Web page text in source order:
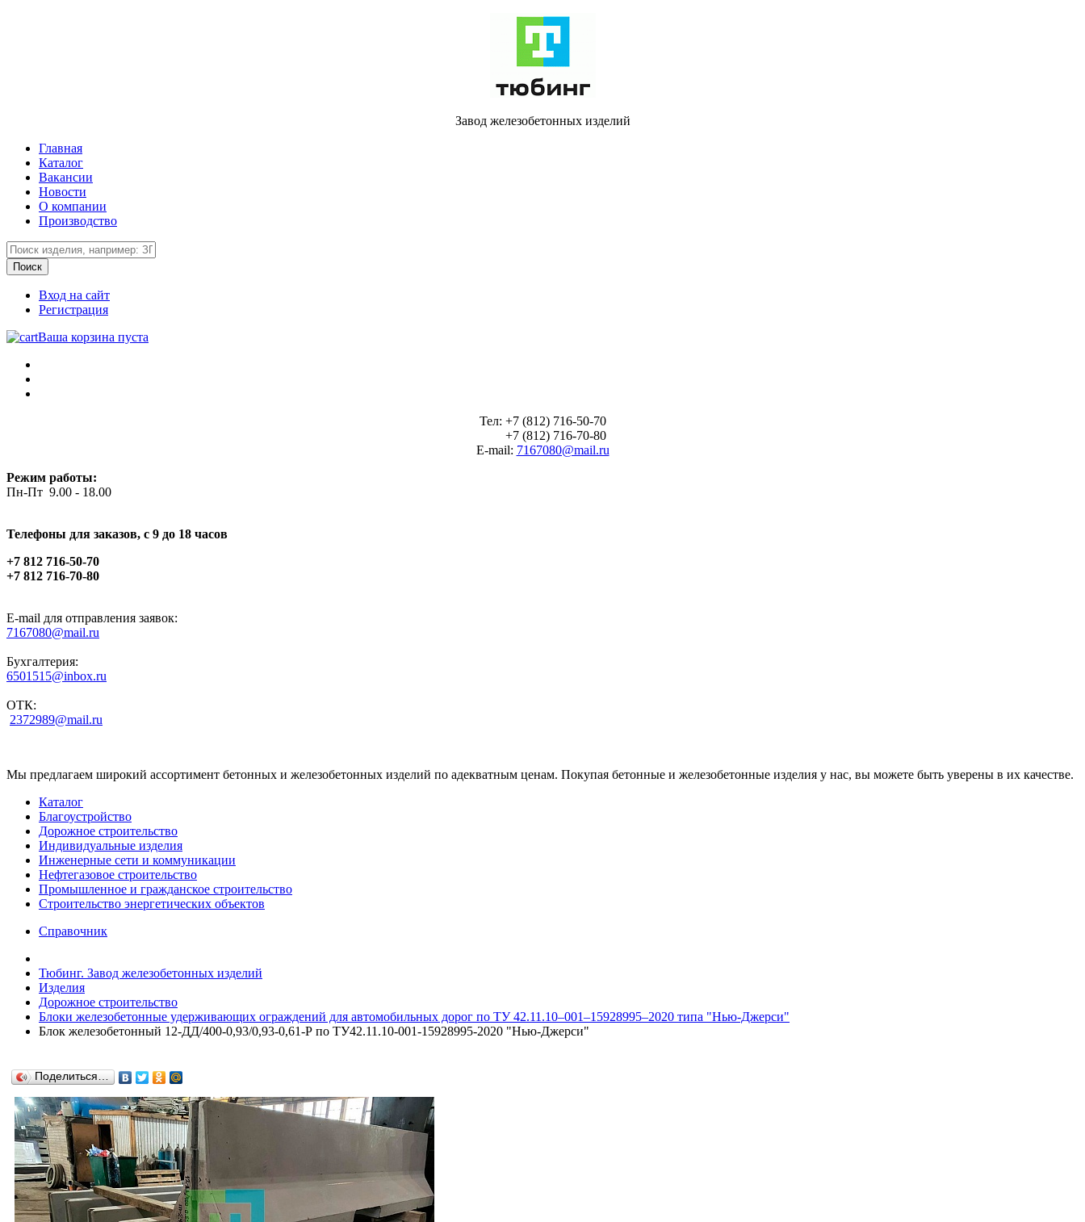
Завод железобетонных изделий
Главная
Каталог
Вакансии
Новости
О компании
Производство
Вход на сайт
Регистрация
Ваша корзина пуста
Тел: +7 (812) 716-50-70
+7 (812) 716-70-80
E-mail: 7167080@mail.ru
Режим работы:
Пн-Пт 9.00 - 18.00
Телефоны для заказов, c 9 до 18 часов
+7 812 716-50-70
+7 812 716-70-80
E-mail для отправления заявок:
7167080@mail.ru
Бухгалтерия:
6501515@inbox.ru
ОТК:
2372989@mail.ru
Мы предлагаем широкий ассортимент бетонных и железобетонных изделий по адекватным ценам. Покупая бетонные и железобетонные изделия у нас, вы можете быть уверены в их качестве.
Каталог
Благоустройство
Дорожное строительство
Индивидуальные изделия
Инженерные сети и коммуникации
Нефтегазовое строительство
Промышленное и гражданское строительство
Строительство энергетических объектов
Справочник
Тюбинг. Завод железобетонных изделий
Изделия
Дорожное строительство
Блоки железобетонные удерживающих ограждений для автомобильных дорог по ТУ 42.11.10–001–15928995–2020 типа "Нью-Джерси"
Блок железобетонный 12-ДД/400-0,93/0,93-0,61-Р по ТУ42.11.10-001-15928995-2020 "Нью-Джерси"
Поделиться…